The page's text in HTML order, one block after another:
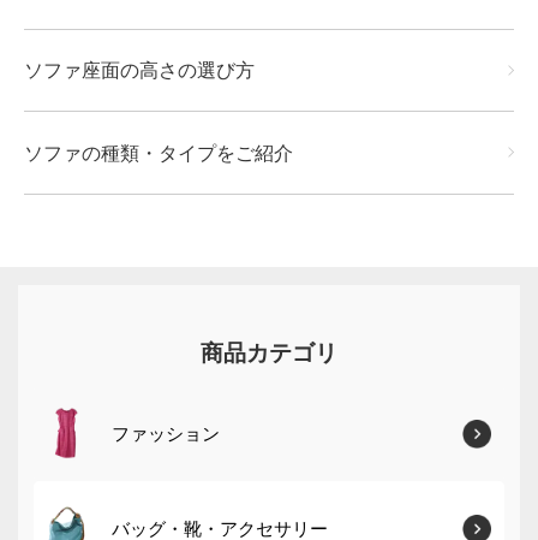
ソファ座面の高さの選び方
ソファの種類・タイプをご紹介
商品カテゴリ
ファッション
バッグ・靴・アクセサリー